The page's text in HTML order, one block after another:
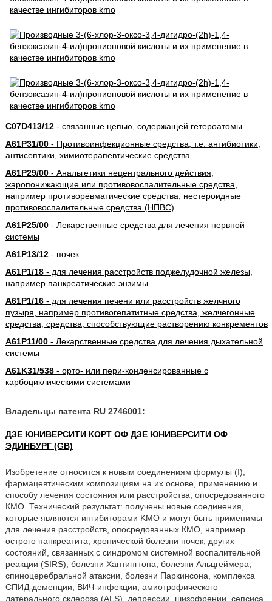
C07D413/12- связанные цепью, содержащей гетероатомы
A61P31/00- Противоинфекционные средства, т.е. антибиотики,
антисептики, химиотерапевтические средства
A61P29/00- Анальгетики нецентрального действия,
жаропонижающие или противовоспалительные средства,
например противоревматические средства; нестероидные
противовоспалительные средства (НПВС)
A61P25/00- Лекарственные средства для лечения нервной
системы
A61P13/12- почек
A61P1/18- для лечения расстройств поджелудочной железы,
например панкреатические энзимы
A61P1/16- для лечения печени или расстройств желчного
пузыря, например противогепатитные средства, желчегонные
средства, средства, способствующие растворению конкрементов
A61P11/00- Лекарственные средства для лечения дыхательной
системы
A61K31/538- орто- или пери-конденсированные с
карбоциклическими системами
Владельцы патента RU 2746001:
ДЗЕ ЮНИВЕРСИТИ КОРТ ОФ ДЗЕ ЮНИВЕРСИТИ ОФ
ЭДИНБУРГ (GB)
Изобретение относится к новым соединениям формулы (I),
фармацевтическим композициям на их основе, применению и
способу лечения состояния или расстройства, опосредованного
КМО. Технический результат: получены новые соединения,
которые являются ингибиторами KMO и могут быть применимы
для лечения расстройств, опосредованных КМО, например
острого панкреатита, хронической болезни почек, других
состояний, связанных с синдромом системной воспалительной
реакции (SIRS), болезни Хантингтона, болезни Альцгеймера,
спиноцеребральной атаксии, болезни Паркинсона, комплекса
СПИД-деменции, ВИЧ-инфекции, амиотрофического
латерального склероза (ALS), депрессии, шизофрении, сепсиса,